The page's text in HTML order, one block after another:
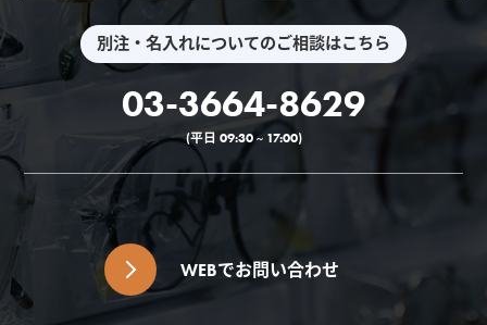
別注・名入れについてのご相談はこちら
03-3664-8629
(平日 09:30 ~ 17:00)
WEBでお問い合わせ